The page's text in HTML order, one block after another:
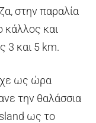
στην παραλία
κάλλος και
3 και 5 km.
ως ώρα
την θαλάσσια
ως το